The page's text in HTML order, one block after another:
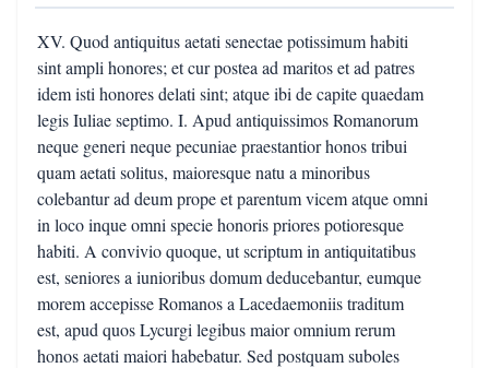
XV. Quod antiquitus aetati senectae potissimum habiti
sint ampli honores; et cur postea ad maritos et ad patres
idem isti honores delati sint; atque ibi de capite quaedam
legis Iuliae septimo. I. Apud antiquissimos Romanorum
neque generi neque pecuniae praestantior honos tribui
quam aetati solitus, maioresque natu a minoribus
colebantur ad deum prope et parentum vicem atque omni
in loco inque omni specie honoris priores potioresque
habiti. A convivio quoque, ut scriptum in antiquitatibus
est, seniores a iunioribus domum deducebantur, eumque
morem accepisse Romanos a Lacedaemoniis traditum
est, apud quos Lycurgi legibus maior omnium rerum
honos aetati maiori habebatur. Sed postquam suboles